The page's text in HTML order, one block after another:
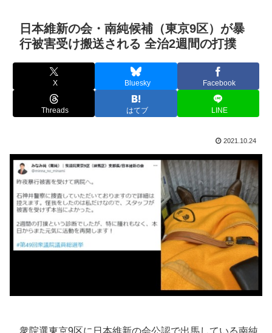
日本維新の会・南純候補（東京9区）が暴
行被害受け搬送される 全治2週間の打撲
X Bluesky Facebook
Threads はてブ LINE
2021.10.24
衆院選東京9区に日本維新の会公認で出馬している南純